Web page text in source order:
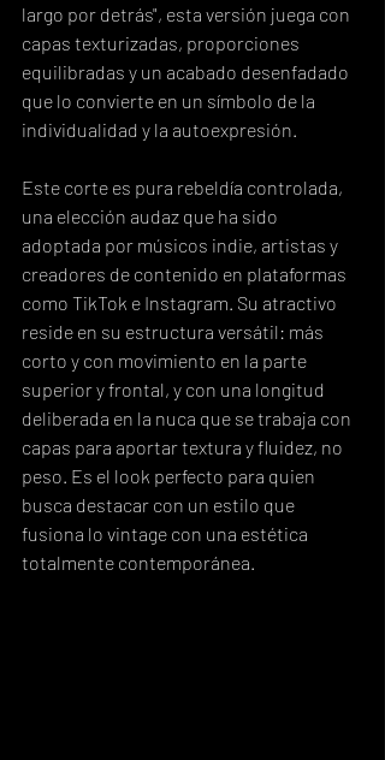
largo por detrás", esta versión juega con
capas texturizadas, proporciones
equilibradas y un acabado desenfadado
que lo convierte en un símbolo de la
individualidad y la autoexpresión.
Este corte es pura rebeldía controlada,
una elección audaz que ha sido
adoptada por músicos indie, artistas y
creadores de contenido en plataformas
como TikTok e Instagram. Su atractivo
reside en su estructura versátil: más
corto y con movimiento en la parte
superior y frontal, y con una longitud
deliberada en la nuca que se trabaja con
capas para aportar textura y fluidez, no
peso. Es el look perfecto para quien
busca destacar con un estilo que
fusiona lo vintage con una estética
totalmente contemporánea.